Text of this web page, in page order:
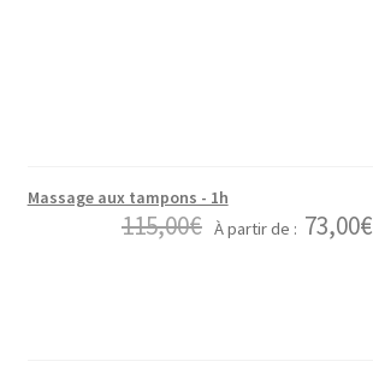
Massage aux tampons - 1h
115,00€ À partir de : 73,00€